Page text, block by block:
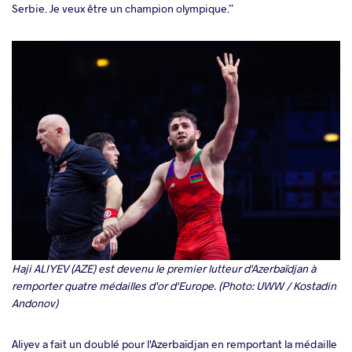
Serbie. Je veux être un champion olympique.”
Haji ALIYEV (AZE) est devenu le premier lutteur d'Azerbaïdjan à
remporter quatre médailles d'or d'Europe. (Photo: UWW / Kostadin
Andonov)
Aliyev a fait un doublé pour l'Azerbaïdjan en remportant la médaille